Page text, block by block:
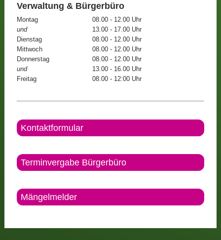
Verwaltung & Bürgerbüro
Montag
08.00 - 12.00 Uhr
und
13.00 - 17.00 Uhr
Dienstag
08.00 - 12.00 Uhr
Mittwoch
08.00 - 12.00 Uhr
Donnerstag
08.00 - 12.00 Uhr
und
13.00 - 16.00 Uhr
Freitag
08.00 - 12:00 Uhr
Kontaktformular
Terminvergabe Bürgerbüro
Mängelmelder